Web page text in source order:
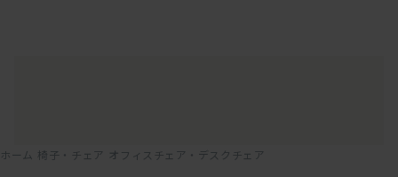
ホーム 椅子・チェア オフィスチェア・デスクチェア